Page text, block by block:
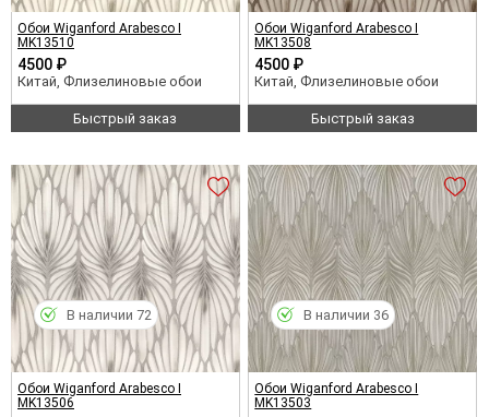
Обои Wiganford Arabesco I
MK13510
4500 ₽
Китай, Флизелиновые обои
Быстрый заказ
Обои Wiganford Arabesco I
MK13508
4500 ₽
Китай, Флизелиновые обои
Быстрый заказ
Обои Wiganford Arabesco I
MK13506
В наличии 72
Обои Wiganford Arabesco I
MK13503
В наличии 36